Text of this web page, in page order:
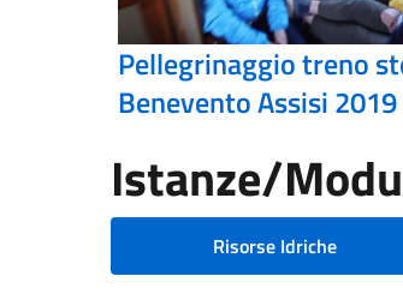
Pellegrinaggio treno
Benevento Assisi 2019
Istanze/
Risorse Idriche